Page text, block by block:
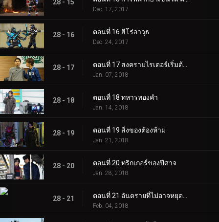
28 - 15
Dec. 17, 2017
28 - 16 ตอนที่ 16 ฮีโร่อาวุธ
Dec. 24, 2017
28 - 17
Jan. 07, 2018
28 - 18 ตอนที่ 18 ทหารทองคำ
Jan. 14, 2018
28 - 19 ตอนที่ 19 สิ่งของต้องห้าม
Jan. 21, 2018
28 - 20 ตอนที่ 20 ทริกเกอร์ของปีศาจ
Jan. 28, 2018
28 - 21
Feb. 04, 2018